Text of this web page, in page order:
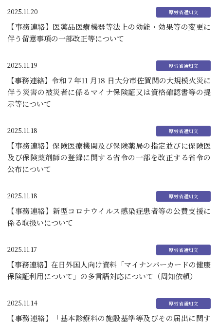
2025.11.20
【事務連絡】医薬品医療機器等法上の効能・効果等の変更に
伴う留意事項の一部改正等について
2025.11.19
【事務連絡】令和７年11 月18 日大分市佐賀関の大規模火災に
伴う災害の被災者に係るマイナ保険証又は資格確認書等の提
示等について
2025.11.18
【事務連絡】保険医療機関及び保険薬局の指定並びに保険医
及び保険薬剤師の登録に関する省令の一部を改正する省令の
公布について
2025.11.18
【事務連絡】新型コロナウイルス感染症患者等の公費支援に
係る取扱いについて
2025.11.17
【事務連絡】在日外国人向け資料「マイナンバーカードの健康
保険証利用について」の多言語対応について（周知依頼）
2025.11.14
【事務連絡】「基本診療料の施設基準等及びその届出に関す